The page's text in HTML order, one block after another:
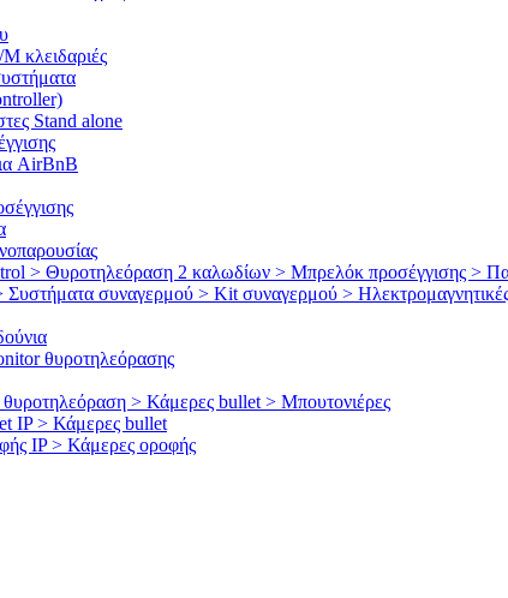
κλειδαριές
Stand alone
AirBnB
> Θυροτηλεόραση 2 καλωδίων > Μπρελόκ προσέγγισης >
συναγερμού > Kit συναγερμού > Ηλεκτρομαγνητικές
θυροτηλεόρασης
> Κάμερες bullet > Μπουτονιέρες
IP > Κάμερες bullet
IP > Κάμερες οροφής